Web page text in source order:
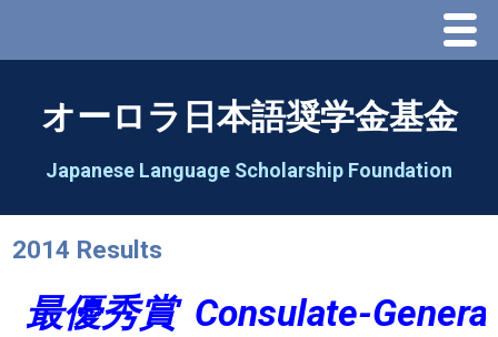
Menu
Greeting
オーロラ日本語奨学金基金
Japanese Language Scholarship Foundation
2014 Results
最優秀賞 Consulate-